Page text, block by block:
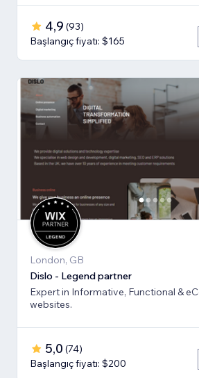
4,9 (93)
Başlangıç fiyatı: $165
London, GB
Dislo - Legend partner
Expert in Informative, Functional &
websites.
5,0 (74)
Başlangıç fiyatı: $200